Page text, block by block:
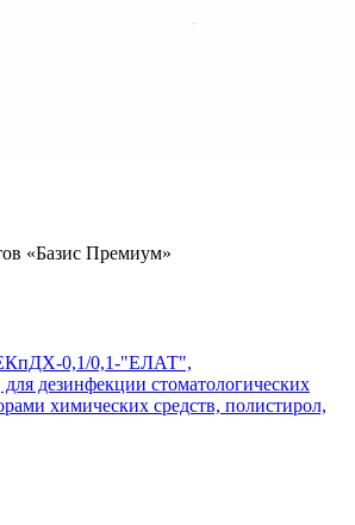
«Базис Премиум»
ЕКпДХ-0,1/0,1-"ЕЛАТ",
дезинфекции стоматологических
химических средств, полистирол,